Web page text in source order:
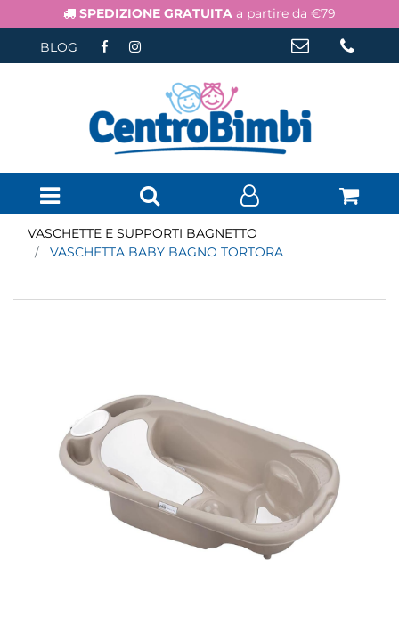
SPEDIZIONE GRATUITA a partire da €79
BLOG
Open menu
VASCHETTE E SUPPORTI BAGNETTO
VASCHETTA BABY BAGNO TORTORA